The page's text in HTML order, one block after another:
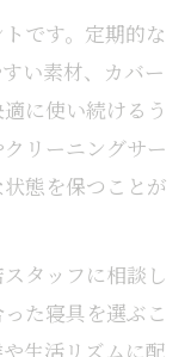
です。定期的な
い素材、カバー
に使い続けるう
リーニングサー
態を保つことが
タッフに相談し
た寝具を選ぶこ
生活リズムに配